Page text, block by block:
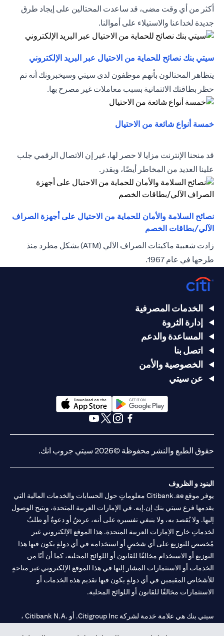
أكثر من أي وقت مضى، قد ساعدت المحتالين على إيجاد طرق
جديدة لخداعنا والاستيلاء على أموالنا.
سيتي بنك نصائح للحماية من الاحتيال عبر البريد الإلكتروني
يتظاهر المحتالون بأنهم موظفون لدى سيتي وسيخبرونك أنه تم
حظر بطاقتك الائتمانية بسبب معاملات غير مصرح بها.
خمسة أنواع شائعة من الاحتيال
قد منحنا الإنترنت مزايا لا حصر لها، غير إن الاتصال الرقمي جلب
علينا العديد من المخاطر أيضًا، وبقدر.
نصائح السلامة والأمان للحماية من الاحتيال على أجهزة الصراف
الآلي/بطاقات الخصم
زادت شعبية ماكينات الصراف الآلي (ATM) بشكل مطرد منذ
طرحها في عام 1967.
الخدمات المصرفية
إدارة الثروة
المساعدة والدعم
اتصل بنا
الخصوصية والأمن
عن سيتي
opens in a new tab
opens in a new tab
حقوق الطبع والنشر محفوظة ©2026 سيتي جروب انك.
البنود و الظروف
يوفر موقع Citibank.ae معلوماتٍ حول الحسابات والخدمات المالية التي
يقدمها فرع سيتي بنك إن.إيه. في الإمارات العربية المتحدة، ويتيح الوصول
إليها. ولا يُقصد به، ولا ينبغي تفسيره على أنه، عرضٌ أو دعوةٌ أو طلبٌ
لخدماتٍ خارج الإمارات العربية المتحدة. هذا الموقع الإلكتروني غير
مُخصص للتوزيع على أي شخصٍ أو استخدامه في أي دولةٍ يكون فيها هذا
التوزيع أو الاستخدام مخالفًا للقانون أو اللوائح المحلية، كما أن أيًا من
الخدمات أو الاستثمارات المشار إليها في هذا الموقع الإلكتروني غير متاحةٍ
للأشخاص المقيمين في أي دولةٍ يكون فيها تقديم هذه الخدمات أو
الاستثمارات مخالفًا للقانون أو اللوائح المحلية.
سيتي بنك هي علامة خدمة لشركة Citigroup Inc. أو .Citibank N.A ،